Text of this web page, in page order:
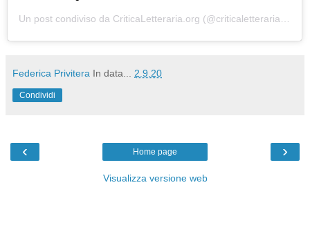
Un post condiviso da CriticaLetteraria.org (@criticaletteraria) in data:
Federica Privitera In data... 2.9.20
Condividi
‹ ›
Home page
Visualizza versione web